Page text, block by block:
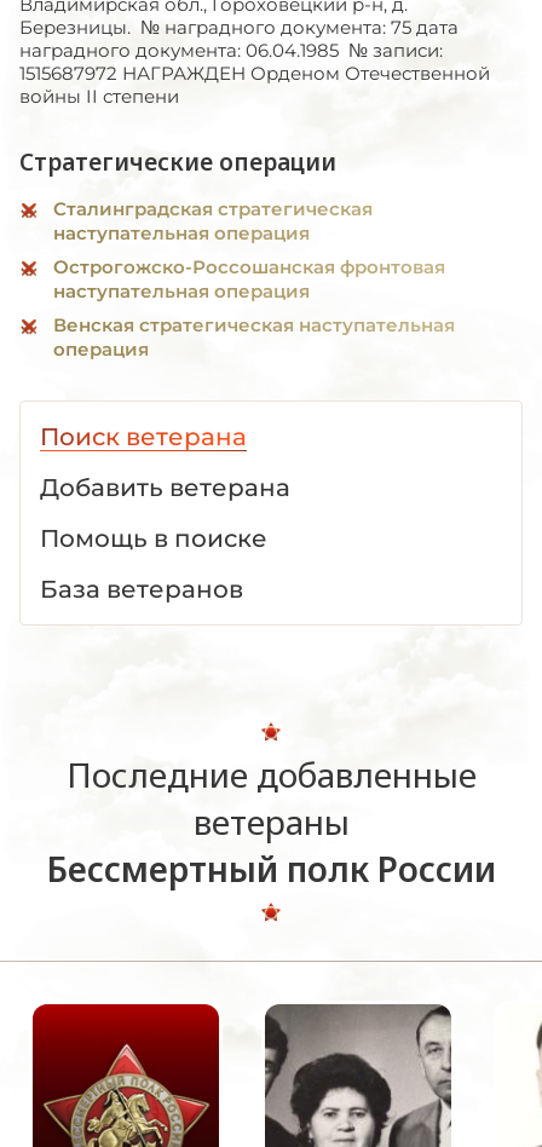
Березницы. № наградного документа: 75 дата
наградного документа: 06.04.1985 № записи:
1515687972 НАГРАЖДЕН Орденом Отечественной
войны II степени
Стратегические операции
Сталинградская стратегическая
наступательная операция
Острогожско-Россошанская фронтовая
наступательная операция
Венская стратегическая наступательная
операция
Поиск ветерана
Добавить ветерана
Помощь в поиске
База ветеранов
Последние добавленные
ветераны
Бессмертный полк России